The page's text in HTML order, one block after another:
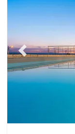
Previous